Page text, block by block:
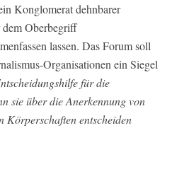
Konglomerat dehnbarer
Oberbegriff
lassen. Das Forum soll
Organisationen ein Siegel
für die
sie über die Anerkennung von
Körperschaften entscheiden